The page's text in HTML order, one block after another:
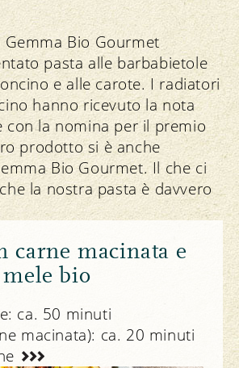
Bio Gourmet
pasta alle barbabietole
e alle carote. I radiatori
hanno ricevuto la nota
con la nomina per il premio
prodotto si è anche
Bio Gourmet. Il che ci
la nostra pasta è davvero
carne macinata e
bio
ca. 50 minuti
macinata): ca. 20 minuti